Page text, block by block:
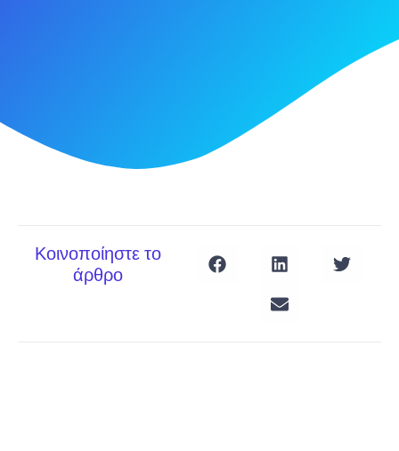
Κοινοποίηστε το
άρθρο